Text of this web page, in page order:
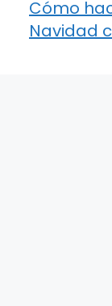
Cómo
Navidad